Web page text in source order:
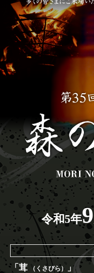
令和5年9
「茸 （くさびら） 」